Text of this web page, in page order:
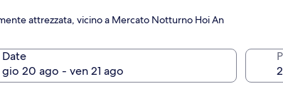
attrezzata, vicino a Mercato Notturno Hoi An
Date